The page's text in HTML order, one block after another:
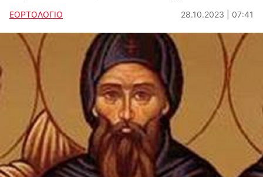
ΕΟΡΤΟΛΟΓΙΟ 28.10.2023 | 07:41